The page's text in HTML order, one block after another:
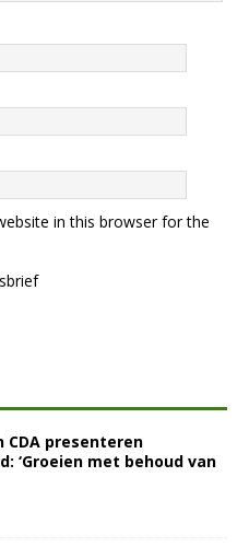
in this browser for the
CDA presenteren
‘Groeien met behoud van